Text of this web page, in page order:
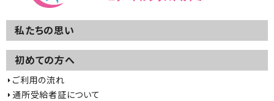
私たちの思い
初めての方へ
ご利用の流れ
通所受給者証について